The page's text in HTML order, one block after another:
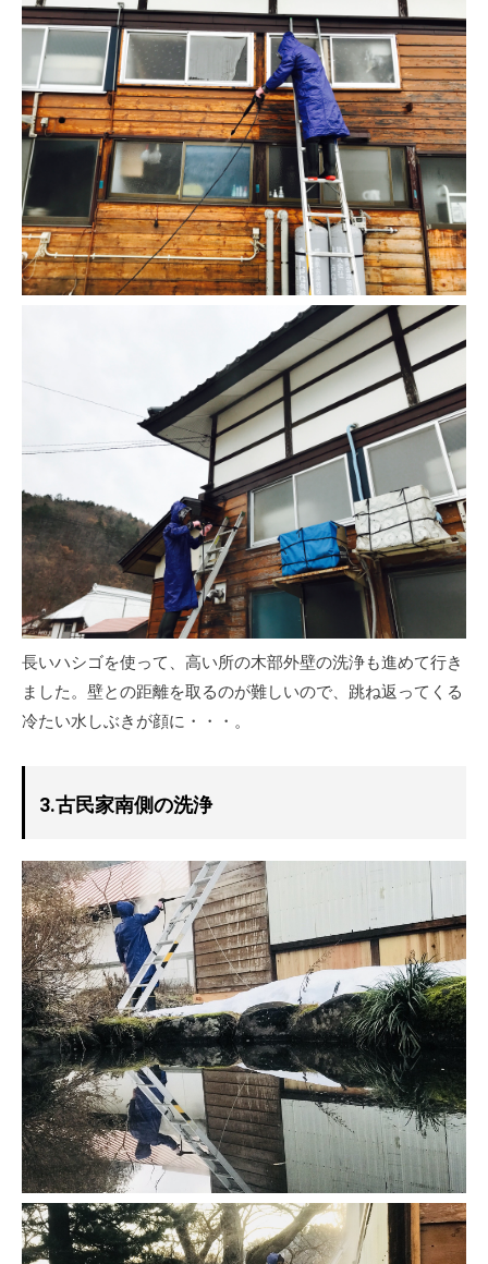
長いハシゴを使って、高い所の木部外壁の洗浄も進めて行き
ました。壁との距離を取るのが難しいので、跳ね返ってくる
冷たい水しぶきが顔に・・・。
3.古民家南側の洗浄